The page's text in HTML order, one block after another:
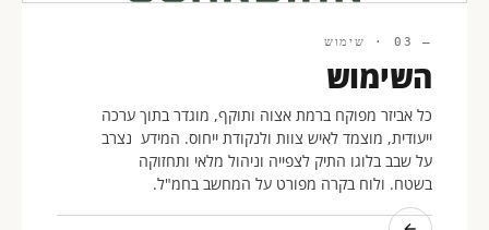
— 03 · שימוש
השימוש
כל אביזר מפוקח ברמת אצוה ותוקף, מוגדר בתוך ערכה
ייעודית, מוצמד לאיש צוות ולנקודת ייחוס. המידע נצרב
על שבב בלוגו התיק לצפייה וניהול מלאי ותחזוקה
בשטח. ולוח בקרה מפורט על המחשב בחמ"ל.